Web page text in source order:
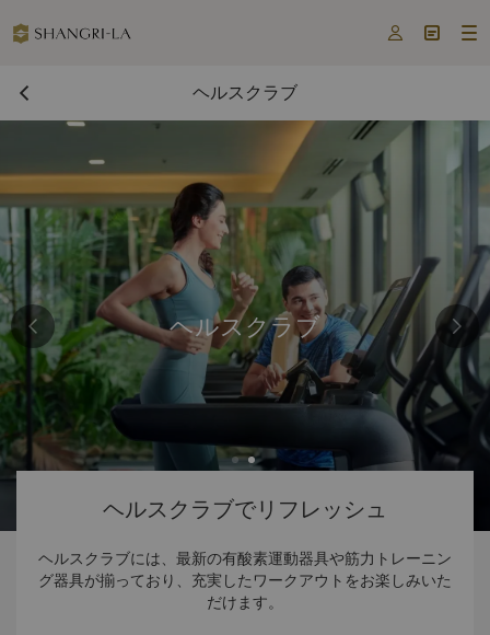
  
ヘルスクラブ
ヘルスクラブ
ヘルスクラブでリフレッシュ
ヘルスクラブには、最新の有酸素運動器具や筋力トレーニン
グ器具が揃っており、充実したワークアウトをお楽しみいた
だけます。